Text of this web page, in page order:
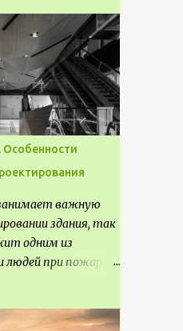
это
и
Выставочные
на:
передвижные
- показ
информации,
внедрения новых
опытом,
и т.д.
важную
здания, так
одним из
людей при пожаре.
расчет. Все